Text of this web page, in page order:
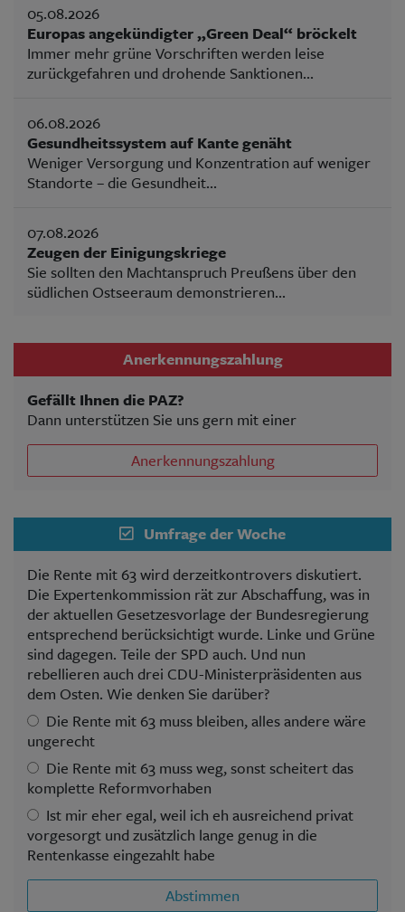
05.08.2026
Europas angekündigter „Green Deal“ bröckelt
Immer mehr grüne Vorschriften werden leise
zurückgefahren und drohende Sanktionen...
06.08.2026
Gesundheitssystem auf Kante genäht
Weniger Versorgung und Konzentration auf weniger
Standorte – die Gesundheit...
07.08.2026
Zeugen der Einigungskriege
Sie sollten den Machtanspruch Preußens über den
südlichen Ostseeraum demonstrieren...
Anerkennungszahlung
Gefällt Ihnen die PAZ?
Dann unterstützen Sie uns gern mit einer
Anerkennungszahlung
Umfrage der Woche
Die Rente mit 63 wird derzeitkontrovers diskutiert.
Die Expertenkommission rät zur Abschaffung, was in
der aktuellen Gesetzesvorlage der Bundesregierung
entsprechend berücksichtigt wurde. Linke und Grüne
sind dagegen. Teile der SPD auch. Und nun
rebellieren auch drei CDU-Ministerpräsidenten aus
dem Osten. Wie denken Sie darüber?
Die Rente mit 63 muss bleiben, alles andere wäre
ungerecht
Die Rente mit 63 muss weg, sonst scheitert das
komplette Reformvorhaben
Ist mir eher egal, weil ich eh ausreichend privat
vorgesorgt und zusätzlich lange genug in die
Rentenkasse eingezahlt habe
Abstimmen